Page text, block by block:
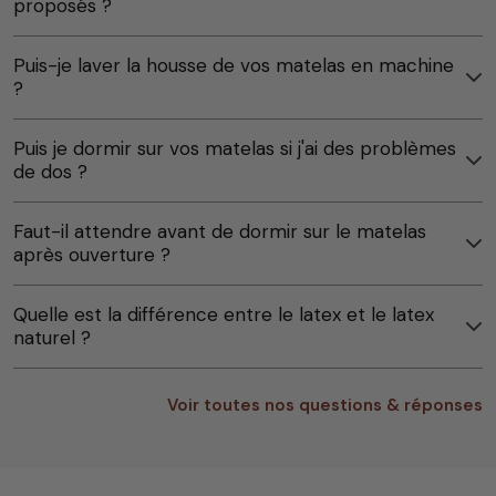
proposés ?
Puis-je laver la housse de vos matelas en machine
?
Puis je dormir sur vos matelas si j'ai des problèmes
de dos ?
Faut-il attendre avant de dormir sur le matelas
après ouverture ?
Quelle est la différence entre le latex et le latex
naturel ?
Voir toutes nos questions & réponses